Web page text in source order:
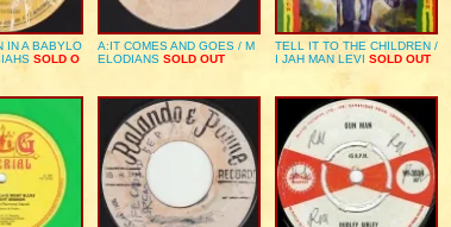
IN A BABYLO
SOLD O
A:IT COMES AND GOES / M
ELODIANS SOLD OUT
TELL IT TO THE CHILDREN /
I JAH MAN LEVI SOLD OUT